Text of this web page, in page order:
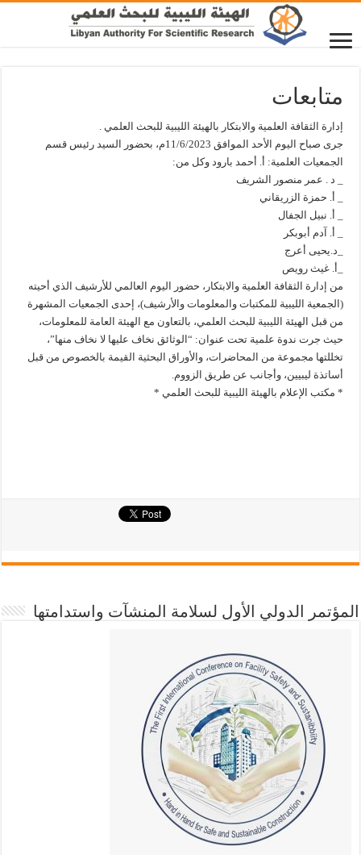
متابعات
إدارة الثقافة العلمية والابتكار بالهيئة الليبية للبحث العلمي .
جرى صباح اليوم الأحد الموافق 11/6/2023م، بحضور السيد رئيس قسم
الجمعيات العلمية: أ. أحمد بارود وكل من:
_ د . عمر منصور الشريف
_ أ. حمزة الزريقاني
_ أ. نبيل الجفال
_ أ. آدم أبوبكر
_د.يحيى أعرج
_أ. غيث رويص
من إدارة الثقافة العلمية والابتكار، حضور اليوم العالمي للأرشيف الذي أحيته
(الجمعية الليبية للمكتبات والمعلومات والأرشيف)، إحدى الجمعيات المشهرة
من قبل الهيئة الليبية للبحث العلمي، بالتعاون مع الهيئة العامة للمعلومات،
حيث جرت ندوة علمية تحت عنوان: “الوثائق نخاف عليها لا نخاف منها”،
تخللتها مجموعة من المحاضرات، والأوراق البحثية القيمة بالخصوص من قبل
أساتذة ليبيين، وأجانب عن طريق الزووم.
* مكتب الإعلام بالهيئة الليبية للبحث العلمي *
المؤتمر الدولي الأول لسلامة المنشآت واستدامتها